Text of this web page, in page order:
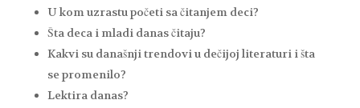
U kom uzrastu početi sa čitanjem deci?
Šta deca i mladi danas čitaju?
Kakvi su današnji trendovi u dečijoj literaturi i šta
se promenilo?
Lektira danas?